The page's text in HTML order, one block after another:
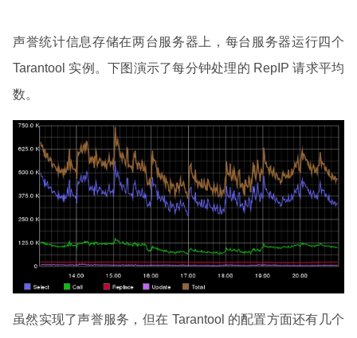
声誉统计信息存储在两台服务器上，每台服务器运行四个
Tarantool 实例。下图演示了每分钟处理的 RepIP 请求平均
数。
虽然实现了声誉服务，但在 Tarantool 的配置方面还有几个